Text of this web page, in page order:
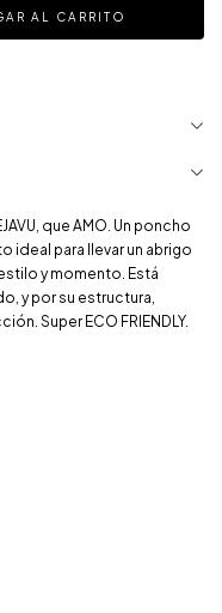
que AMO. Un poncho
ideal para llevar un abrigo
y momento. Está
y por su estructura,
Super ECO FRIENDLY.